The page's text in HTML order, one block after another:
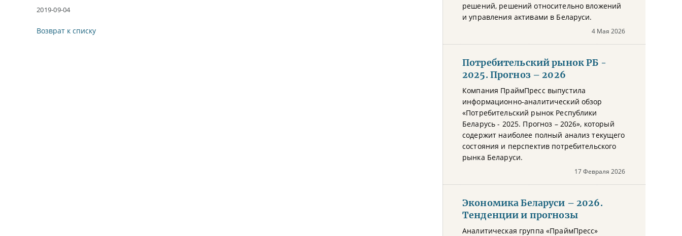
2019-09-04
Возврат к списку
решений, решений относительно вложений
и управления активами в Беларуси.
4 Мая 2026
Потребительский рынок РБ -
2025. Прогноз – 2026
Компания ПраймПресс выпустила
информационно-аналитический обзор
«Потребительский рынок Республики
Беларусь - 2025. Прогноз – 2026», который
содержит наиболее полный анализ текущего
состояния и перспектив потребительского
рынка Беларуси.
17 Февраля 2026
Экономика Беларуси – 2026.
Тенденции и прогнозы
Аналитическая группа «ПраймПресс»